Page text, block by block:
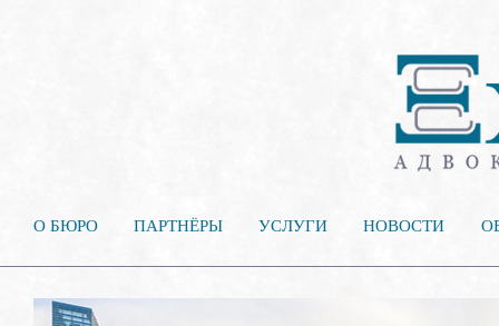
О БЮРО ПАРТНЁРЫ УСЛУГИ НОВОСТИ